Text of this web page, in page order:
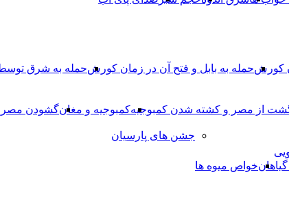
کورشحمله به بابل و فتح آن در زمان کورشحمله به شرق
از مصر و کشته شدن کمبوجیهکمبوجیه و مغانگشودن مصر
خواص میوه ها
جشن های پارسیان